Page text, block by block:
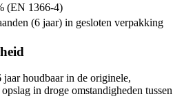
(EN 1366-4)
(6 jaar) in gesloten verpakking
houdbaar in de originele,
in droge omstandigheden tussen